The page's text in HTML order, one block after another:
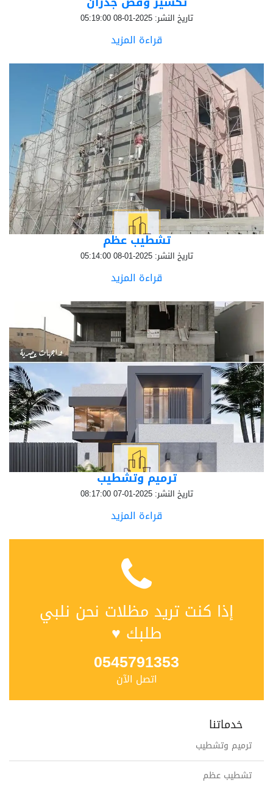
تاريخ النشر: 2025-01-08 05:19:00
قراءة المزيد
تشطيب عظم
تاريخ النشر: 2025-01-08 05:14:00
قراءة المزيد
ترميم وتشطيب
تاريخ النشر: 2025-01-07 08:17:00
قراءة المزيد
إذا كنت تريد مظلات نحن نلبي
طلبك ♥
0545791353
اتصل الآن
خدماتنا
ترميم وتشطيب
تشطيب عظم